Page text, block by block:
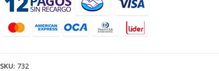
SKU: 732